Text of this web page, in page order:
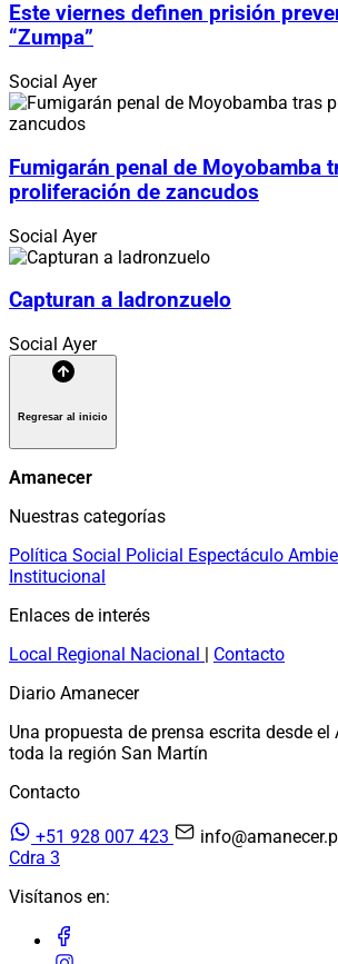
Este viernes definen prisión
“Zumpa”
Social Ayer
Fumigarán penal de Moyobamba
proliferación de zancudos
Social Ayer
Capturan a ladronzuelo
Social Ayer
Regresar al inicio
Amanecer
Nuestras categorías
Política Social Policial Espectáculo
Institucional
Enlaces de interés
Local Regional Nacional | Contacto
Diario Amanecer
Una propuesta de prensa escrita desde
toda la región San Martín
Contacto
+51 928 007 423
Cdra 3
Visítanos en: